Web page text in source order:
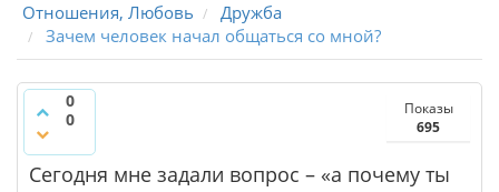
Отношения, Любовь
Дружба
Зачем человек начал общаться со мной?
0
0
Показы
695
Сегодня мне задали вопрос – «а почему ты